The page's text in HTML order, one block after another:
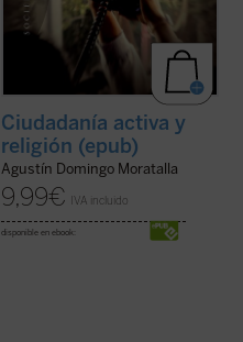
Ciudadanía activa y
religión (epub)
Agustín Domingo Moratalla
9,99€ IVA incluido
disponible en ebook: